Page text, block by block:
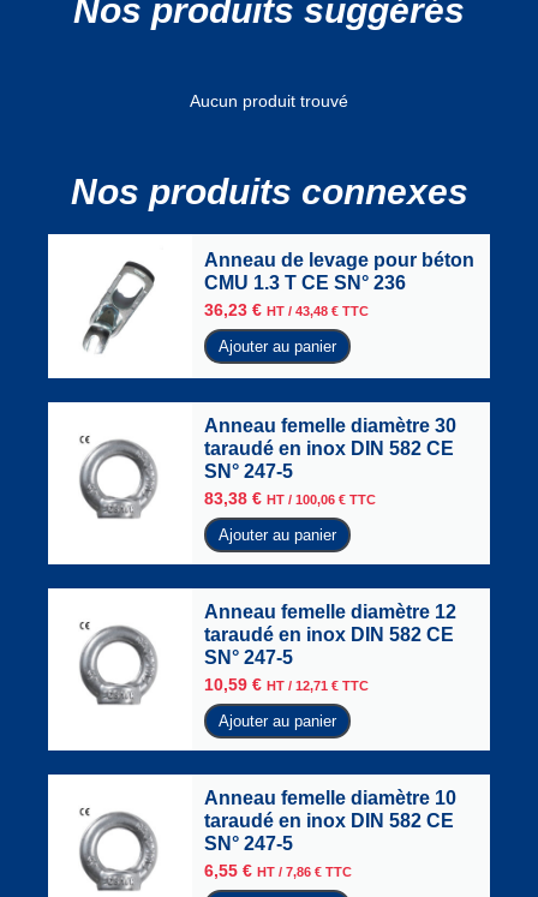
Nos produits suggérés
Aucun produit trouvé
Nos produits connexes
Anneau de levage pour béton
CMU 1.3 T CE SN° 236
36,23 € HT / 43,48 € TTC
Ajouter au panier
Anneau femelle diamètre 30
taraudé en inox DIN 582 CE
SN° 247-5
83,38 € HT / 100,06 € TTC
Ajouter au panier
Anneau femelle diamètre 12
taraudé en inox DIN 582 CE
SN° 247-5
10,59 € HT / 12,71 € TTC
Ajouter au panier
Anneau femelle diamètre 10
taraudé en inox DIN 582 CE
SN° 247-5
6,55 € HT / 7,86 € TTC